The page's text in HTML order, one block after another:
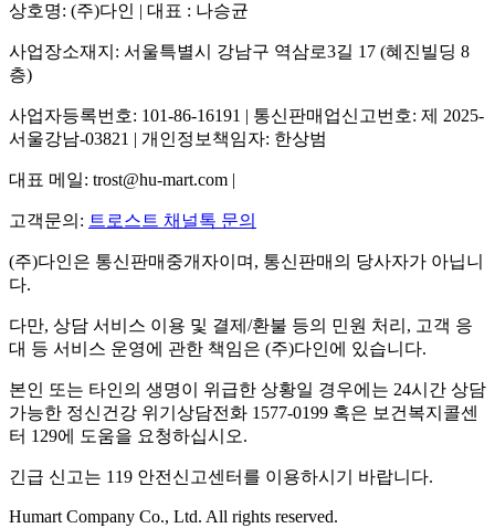
상호명: (주)다인 | 대표 : 나승균
사업장소재지: 서울특별시 강남구 역삼로3길 17 (혜진빌딩 8
층)
사업자등록번호: 101-86-16191 | 통신판매업신고번호: 제 2025-
서울강남-03821 | 개인정보책임자: 한상범
대표 메일: trost@hu-mart.com |
고객문의: 트로스트 채널톡 문의
(주)다인은 통신판매중개자이며, 통신판매의 당사자가 아닙니
다.
다만, 상담 서비스 이용 및 결제/환불 등의 민원 처리, 고객 응
대 등 서비스 운영에 관한 책임은 (주)다인에 있습니다.
본인 또는 타인의 생명이 위급한 상황일 경우에는 24시간 상담
가능한 정신건강 위기상담전화 1577-0199 혹은 보건복지콜센
터 129에 도움을 요청하십시오.
긴급 신고는 119 안전신고센터를 이용하시기 바랍니다.
Humart Company Co., Ltd. All rights reserved.